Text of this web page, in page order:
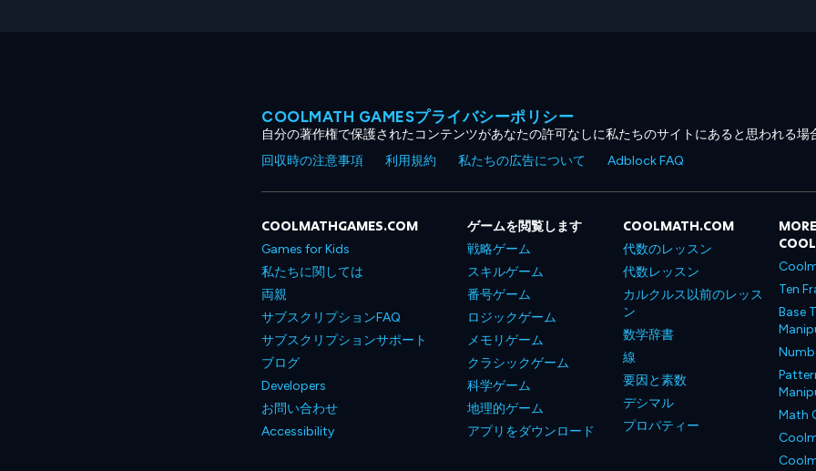
COOLMATH GAMESプライバシーポリシー
自分の著作権で保護されたコンテンツがあなたの許可なしに私たちのサイトにあると思われる
回収時の注意事項
利用規約 私たちの広告について Adblock FAQ
COOLMATHGAMES.COM
Games for Kids
私たちに関しては
両親
サブスクリプションFAQ
サブスクリプションサポート
ブログ
Developers
お問い合わせ
Accessibility
ゲームを閲覧します
戦略ゲーム
スキルゲーム
番号ゲーム
ロジックゲーム
メモリゲーム
クラシックゲーム
科学ゲーム
地理的ゲーム
アプリをダウンロード
COOLMATH.COM
代数のレッスン
代数レッスン
カルクルス以前のレッス
ン
数学辞書
線
要因と素数
デシマル
プロパティー
Ten
Base
Math